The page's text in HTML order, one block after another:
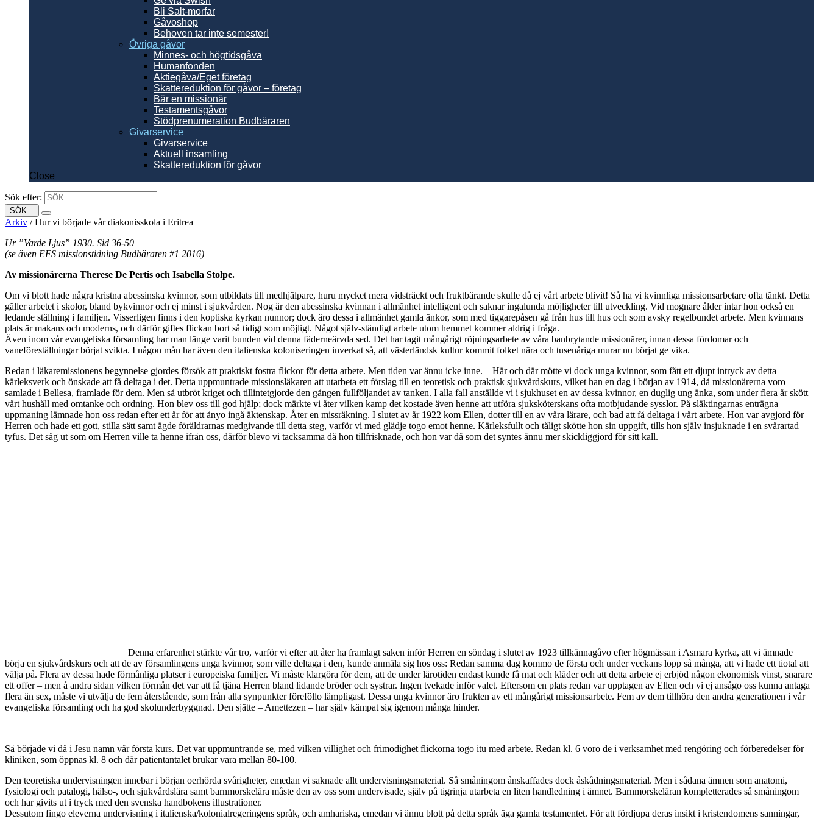
Bli Salt-morfar
Gåvoshop
Behoven tar inte semester!
Övriga gåvor
Minnes- och högtidsgåva
Humanfonden
Aktiegåva/Eget företag
Skattereduktion för gåvor – företag
Bär en missionär
Testamentsgåvor
Stödprenumeration Budbäraren
Givarservice
Givarservice
Aktuell insamling
Skattereduktion för gåvor
Close
Sök efter:
Arkiv /Hur vi började vår diakonisskola i Eritrea
Ur ”Varde Ljus” 1930. Sid 36-50
(se även EFS missionstidning Budbäraren #1 2016)
Av missionärerna Therese De Pertis och Isabella Stolpe.
Om vi blott hade några kristna abessinska kvinnor, som utbildats till medhjälpare, huru mycket mera vidsträckt och fruktbärande skulle då ej vårt arbete blivit! Så ha vi kvinnliga missionsarbetare ofta tänkt. Detta
gäller arbetet i skolor, bland bykvinnor och ej minst i sjukvården. Nog är den abessinska kvinnan i allmänhet intelligent och saknar ingalunda möjligheter till utveckling. Vid mognare ålder intar hon också en
ledande ställning i familjen. Visserligen finns i den koptiska kyrkan nunnor; dock äro dessa i allmänhet gamla änkor, som med tiggarepåsen gå från hus till hus och som avsky regelbundet arbete. Men kvinnans
plats är makans och moderns, och därför giftes flickan bort så tidigt som möjligt. Något själv-ständigt arbete utom hemmet kommer aldrig i fråga.
Även inom vår evangeliska församling har man länge varit bunden vid denna fäderneärvda sed. Det har tagit mångårigt röjningsarbete av våra banbrytande missionärer, innan dessa fördomar och
vaneföreställningar börjat svikta. I någon mån har även den italienska koloniseringen inverkat så, att västerländsk kultur kommit folket nära och tusenåriga murar nu börjat ge vika.
Redan i läkaremissionens begynnelse gjordes försök att praktiskt fostra flickor för detta arbete. Men tiden var ännu icke inne. – Här och där mötte vi dock unga kvinnor, som fått ett djupt intryck av detta
kärleksverk och önskade att få deltaga i det. Detta uppmuntrade missionsläkaren att utarbeta ett förslag till en teoretisk och praktisk sjukvårdskurs, vilket han en dag i början av 1914, då missionärerna voro
samlade i Bellesa, framlade för dem. Men så utbröt kriget och tillintetgjorde den gången fullföljandet av tanken. I alla fall anställde vi i sjukhuset en av dessa kvinnor, en duglig ung änka, som under flera år skött
vårt hushåll med omtanke och ordning. Hon blev oss till god hjälp; dock märkte vi åter vilken kamp det kostade även henne att utföra sjuksköterskans ofta motbjudande sysslor. På släktingarnas enträgna
uppmaning lämnade hon oss redan efter ett år för att ånyo ingå äktenskap. Åter en missräkning. I slutet av år 1922 kom Ellen, dotter till en av våra lärare, och bad att få deltaga i vårt arbete. Hon var avgjord för
Herren och hade ett gott, stilla sätt samt ägde föräldrarnas medgivande till detta steg, varför vi med glädje togo emot henne. Kärleksfullt och tåligt skötte hon sin uppgift, tills hon själv insjuknade i en svårartad
tyfus. Det såg ut som om Herren ville ta henne ifrån oss, därför blevo vi tacksamma då hon tillfrisknade, och hon var då som det syntes ännu mer skickliggjord för sitt kall.
Denna erfarenhet stärkte vår tro, varför vi efter att åter ha framlagt saken inför Herren en söndag i slutet av 1923 tillkännagåvo efter högmässan i Asmara kyrka, att vi ämnade
börja en sjukvårdskurs och att de av församlingens unga kvinnor, som ville deltaga i den, kunde anmäla sig hos oss: Redan samma dag kommo de första och under veckans lopp så många, att vi hade ett tiotal att
välja på. Flera av dessa hade förmånliga platser i europeiska familjer. Vi måste klargöra för dem, att de under lärotiden endast kunde få mat och kläder och att detta arbete ej erbjöd någon ekonomisk vinst, snarare
ett offer – men å andra sidan vilken förmån det var att få tjäna Herren bland lidande bröder och systrar. Ingen tvekade inför valet. Eftersom en plats redan var upptagen av Ellen och vi ej ansågo oss kunna antaga
flera än sex, måste vi utvälja de fem återstående, som från alla synpunkter föreföllo lämpligast. Dessa unga kvinnor äro frukten av ett mångårigt missionsarbete. Fem av dem tillhöra den andra generationen i vår
evangeliska församling och ha god skolunderbyggnad. Den sjätte – Amettezen – har själv kämpat sig igenom många hinder.
Så började vi då i Jesu namn vår första kurs. Det var uppmuntrande se, med vilken villighet och frimodighet flickorna togo itu med arbete. Redan kl. 6 voro de i verksamhet med rengöring och förberedelser för
kliniken, som öppnas kl. 8 och där patientantalet brukar vara mellan 80-100.
Den teoretiska undervisningen innebar i början oerhörda svårigheter, emedan vi saknade allt undervisningsmaterial. Så småningom ånskaffades dock åskådningsmaterial. Men i sådana ämnen som anatomi,
fysiologi och patalogi, hälso-, och sjukvårdslära samt barnmorskelära måste den av oss som undervisade, själv på tigrinja utarbeta en liten handledning i ämnet. Barnmorskeläran kompletterades så småningom
och har givits ut i tryck med den svenska handbokens illustrationer.
Dessutom fingo eleverna undervisning i italienska/kolonialregeringens språk, och amhariska, emedan vi ännu blott på detta språk äga gamla testamentet. För att fördjupa deras insikt i kristendomens sanningar,